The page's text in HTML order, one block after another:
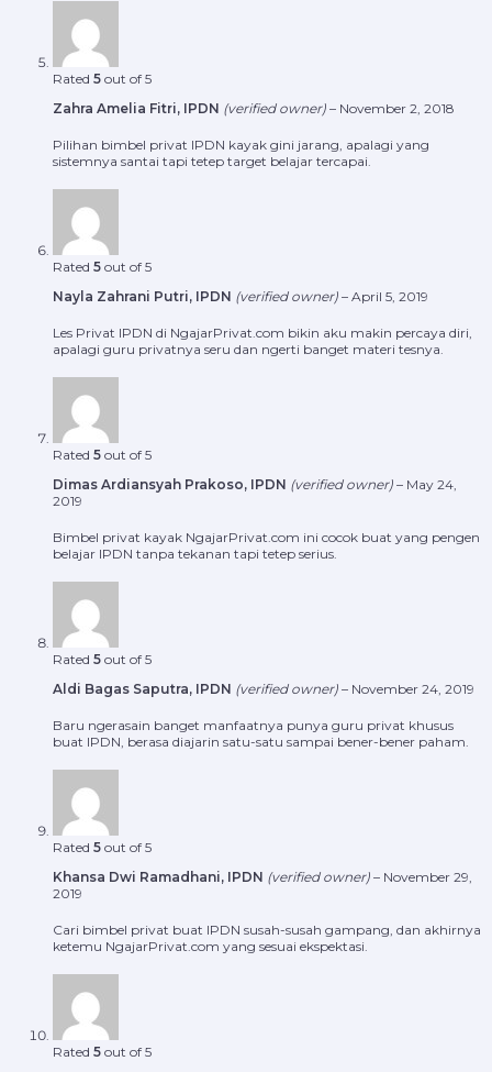
Rated 5 out of 5
Zahra Amelia Fitri, IPDN (verified owner) – November 2, 2018
Pilihan bimbel privat IPDN kayak gini jarang, apalagi yang
sistemnya santai tapi tetep target belajar tercapai.
Rated 5 out of 5
Nayla Zahrani Putri, IPDN (verified owner) – April 5, 2019
Les Privat IPDN di NgajarPrivat.com bikin aku makin percaya diri,
apalagi guru privatnya seru dan ngerti banget materi tesnya.
Rated 5 out of 5
Dimas Ardiansyah Prakoso, IPDN (verified owner) – May 24,
2019
Bimbel privat kayak NgajarPrivat.com ini cocok buat yang pengen
belajar IPDN tanpa tekanan tapi tetep serius.
Rated 5 out of 5
Aldi Bagas Saputra, IPDN (verified owner) – November 24, 2019
Baru ngerasain banget manfaatnya punya guru privat khusus
buat IPDN, berasa diajarin satu-satu sampai bener-bener paham.
Rated 5 out of 5
Khansa Dwi Ramadhani, IPDN (verified owner) – November 29,
2019
Cari bimbel privat buat IPDN susah-susah gampang, dan akhirnya
ketemu NgajarPrivat.com yang sesuai ekspektasi.
Rated 5 out of 5